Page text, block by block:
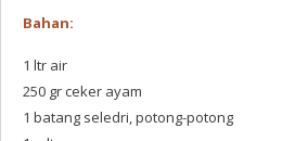
Bahan:
1 ltr air
250 gr ceker ayam
1 batang seledri, potong-potong